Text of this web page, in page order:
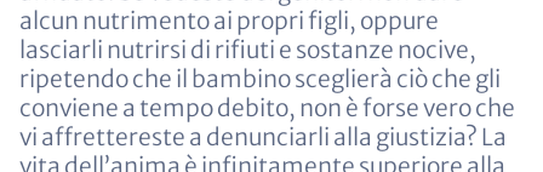
alcun nutrimento ai propri figli, oppure
lasciarli nutrirsi di rifiuti e sostanze nocive,
ripetendo che il bambino sceglierà ciò che gli
conviene a tempo debito, non è forse vero che
vi affrettereste a denunciarli alla giustizia? La
vita dell’anima è infinitamente superiore alla